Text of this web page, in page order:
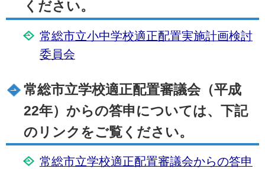
ください。
常総市立小中学校適正配置実施計画検討
委員会
常総市立学校適正配置審議会（平成
22年）からの答申については、下記
のリンクをご覧ください。
常総市立学校適正配置審議会からの答申